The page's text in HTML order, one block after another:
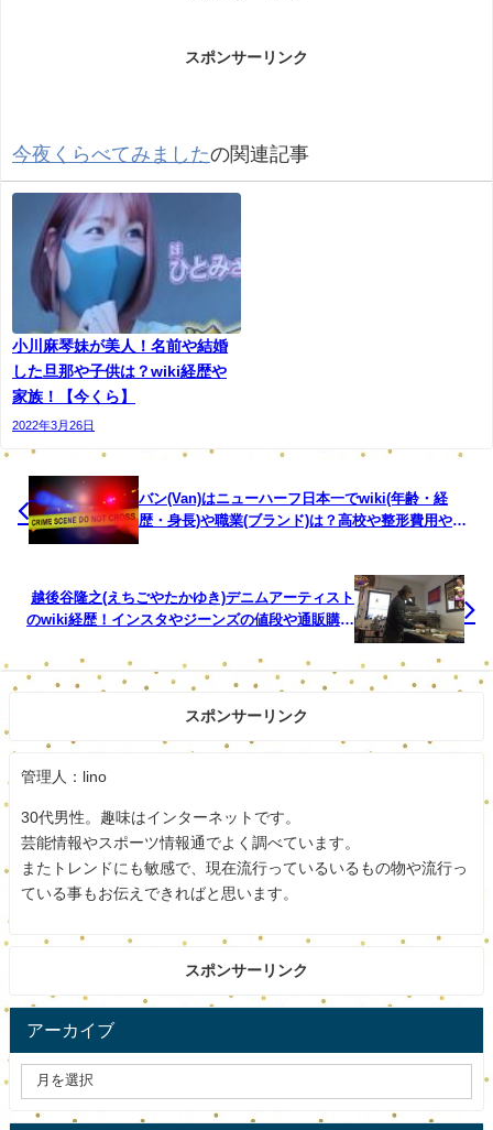
名前：日高裕次郎（ひだかゆうじろう）
生年月日：1986年11月21日
年齢：32歳
出身：鹿児島県霧島市
サイズ：188センチメートル、84キロ
学歴：日本体育大学
職業：バレーボール選手、ビーチバレー選手、パナソニッ
ク社員
とにかく身長が高いです。
アスリートになるために生まれてきたような、恵まれた体
格をしています。
ね。
お似合いの夫婦です。
顔も笑顔が可愛らしくて素敵ですね。
優しそうな日高裕次郎です。
スポンサーリンク
今夜くらべてみましたの関連記事
小川麻琴妹が美人！名前や結婚
した旦那や子供は？wiki経歴や
家族！【今くら】
2022年3月26日
バン(Van)はニューハーフ日本一でwiki(年齢・経
歴・身長)や職業(ブランド)は？高校や整形費用や美
越後谷隆之(えちごやたかゆき)デニムアーティスト
のwiki経歴！インスタやジーンズの値段や通販購入
スポンサーリンク
管理人：lino
30代男性。趣味はインターネットです。
芸能情報やスポーツ情報通でよく調べています。
またトレンドにも敏感で、現在流行っているいるもの物や流行っ
ている事もお伝えできればと思います。
スポンサーリンク
アーカイブ